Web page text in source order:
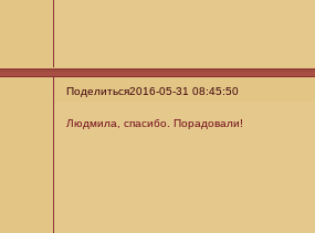
Поделиться2016-05-31 08:45:50
Людмила, спасибо. Порадовали!